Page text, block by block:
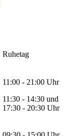
Ruhetag
11:00 - 21:00 Uhr
11:30 - 14:30 und
17:30 - 20:30 Uhr